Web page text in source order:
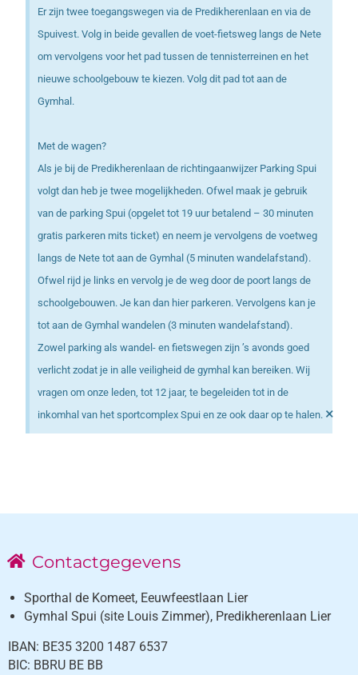
Er zijn twee toegangswegen via de Predikherenlaan en via de
Spuivest. Volg in beide gevallen de voet-fietsweg langs de Nete
om vervolgens voor het pad tussen de tennisterreinen en het
nieuwe schoolgebouw te kiezen. Volg dit pad tot aan de
Gymhal.
Met de wagen?
Als je bij de Predikherenlaan de richtingaanwijzer Parking Spui
volgt dan heb je twee mogelijkheden. Ofwel maak je gebruik
van de parking Spui (opgelet tot 19 uur betalend – 30 minuten
gratis parkeren mits ticket) en neem je vervolgens de voetweg
langs de Nete tot aan de Gymhal (5 minuten wandelafstand).
Ofwel rijd je links en vervolg je de weg door de poort langs de
schoolgebouwen. Je kan dan hier parkeren. Vervolgens kan je
tot aan de Gymhal wandelen (3 minuten wandelafstand).
Zowel parking als wandel- en fietswegen zijn ’s avonds goed
verlicht zodat je in alle veiligheid de gymhal kan bereiken. Wij
vragen om onze leden, tot 12 jaar, te begeleiden tot in de
inkomhal van het sportcomplex Spui en ze ook daar op te halen. ×
Contactgegevens
Sporthal de Komeet, Eeuwfeestlaan Lier
Gymhal Spui (site Louis Zimmer), Predikherenlaan Lier
IBAN: BE35 3200 1487 6537
BIC: BBRU BE BB